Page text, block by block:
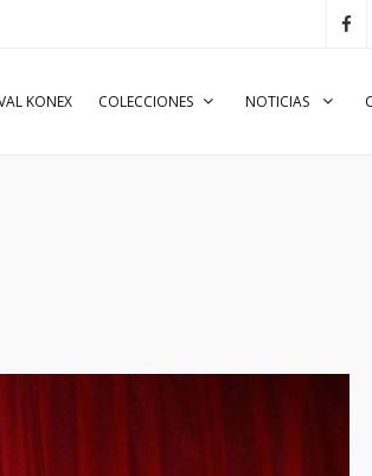
KONEX COLECCIONES NOTICIAS